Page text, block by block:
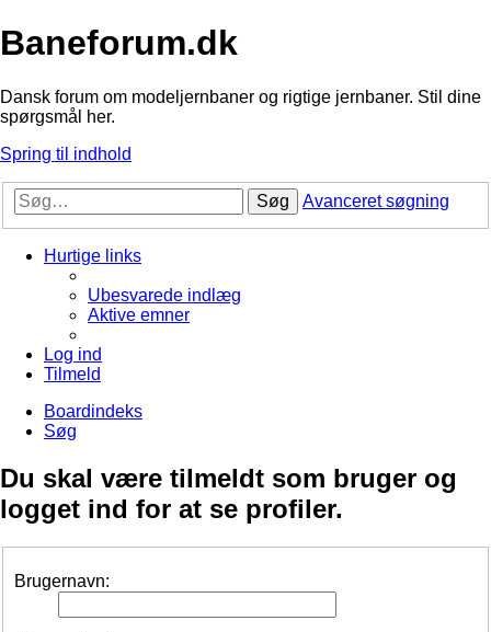
Baneforum.dk
Dansk forum om modeljernbaner og rigtige jernbaner. Stil dine
spørgsmål her.
Spring til indhold
Søg Avanceret søgning
Hurtige links
Ubesvarede indlæg
Aktive emner
Log ind
Tilmeld
Boardindeks
Søg
Du skal være tilmeldt som bruger og
logget ind for at se profiler.
Brugernavn: